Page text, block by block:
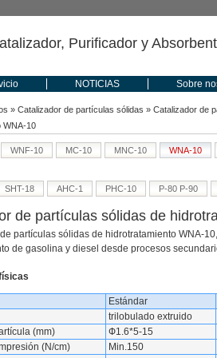
Purificador y
NOTICIAS Sobre
» Catalizador de partículas sólidas » Catalizador de
WNA-10
WNF-10 MC-10 MNC-10 WNA-10
SHT-18 AHC-1 PHC-10 P-80 P-90
de partículas sólidas de
partículas sólidas de hidrotratamiento WNA-
de gasolina y diesel desde procesos
Estándar
trilobulado extruido
(mm)
Ф1.6*5-15
(N/cm)
Min.150